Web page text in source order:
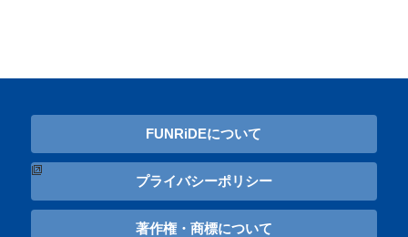
FUNRiDEについて
プライバシーポリシー
著作権・商標について